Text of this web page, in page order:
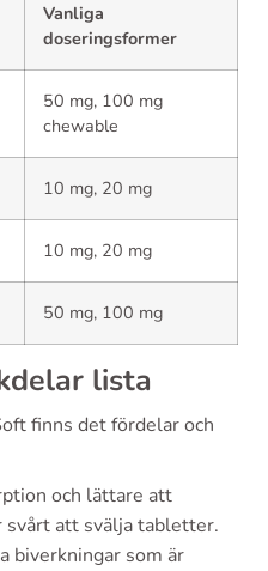
Vanliga
doseringsformer
50 mg, 100 mg
chewable
10 mg, 20 mg
10 mg, 20 mg
50 mg, 100 mg
lista
finns det fördelar och
och lättare att
svårt att svälja tabletter.
biverkningar som är